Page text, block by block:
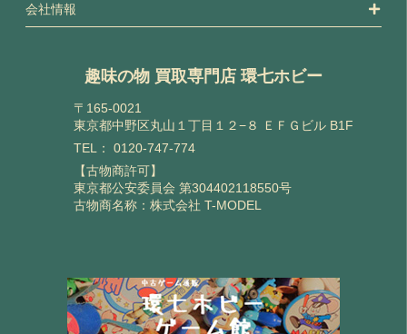
会社情報
趣味の物 買取専門店 環七ホビー
〒165-0021
東京都中野区丸山１丁目１２−８ ＥＦＧビル B1F
TEL： 0120-747-774
【古物商許可】
東京都公安委員会 第304402118550号
古物商名称：株式会社 T-MODEL